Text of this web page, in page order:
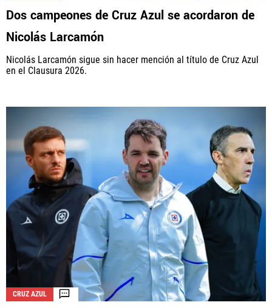
Dos campeones de Cruz Azul se acordaron de
Nicolás Larcamón
Nicolás Larcamón sigue sin hacer mención al título de Cruz Azul
en el Clausura 2026.
CRUZ AZUL